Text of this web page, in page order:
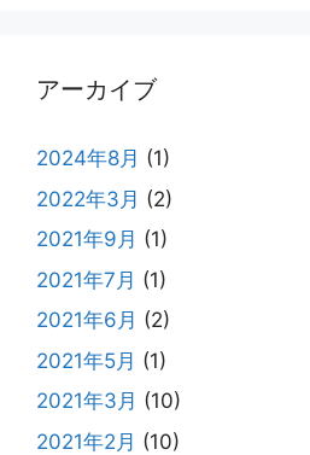
アーカイブ
2024年8月 (1)
2022年3月 (2)
2021年9月 (1)
2021年7月 (1)
2021年6月 (2)
2021年5月 (1)
2021年3月 (10)
2021年2月 (10)